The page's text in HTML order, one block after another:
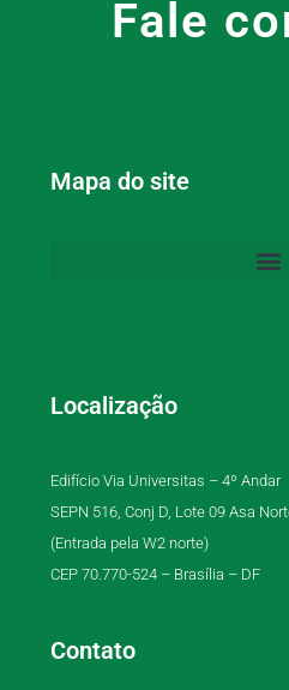
Fale
Mapa do site
Localização
Edifício Via Universitas – 4º Andar
SEPN 516, Conj D, Lote 09 Asa
(Entrada pela W2 norte)
CEP 70.770-524 – Brasília – DF
Contato